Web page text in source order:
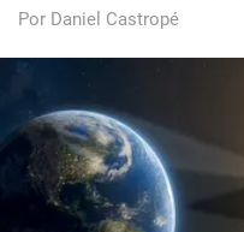
Por Daniel Castropé